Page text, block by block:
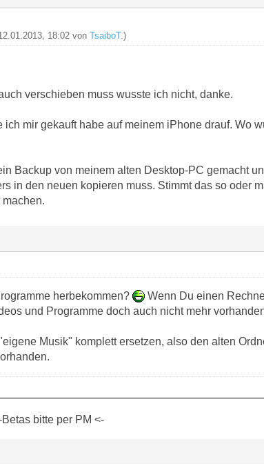
18:02 von TsaiboT.)
verschieben muss wusste ich nicht, danke.
ich mir gekauft habe auf meinem iPhone drauf. Wo
Backup von meinem alten Desktop-PC gemacht
in den neuen kopieren muss. Stimmt das so oder
herbekommen?
Wenn Du einen
und Programme doch auch nicht mehr
Musik" komplett ersetzen, also den alten
bitte per PM <-